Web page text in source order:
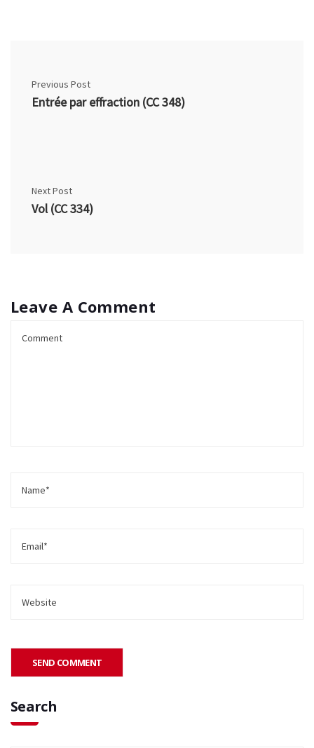
Previous Post
Entrée par effraction (CC 348)
Next Post
Vol (CC 334)
Leave A Comment
Search